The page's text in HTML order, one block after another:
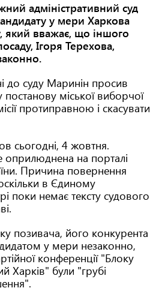
адміністративний суд
у мери Харкова
вважає, що іншого
Ігоря Терехова,
до суду Маринін просив
постанову міської виборчої
протиправною і скасувати
сьогодні, 4 жовтня.
на порталі
Причина повернення
в Єдиному
поки немає тексту судового
позивача, його конкурента
у мери незаконно,
конференції "Блоку
Харків" були "грубі